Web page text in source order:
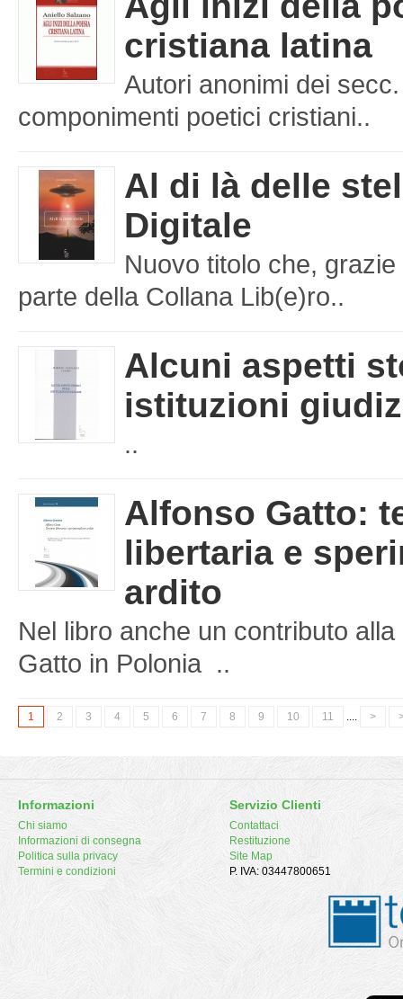
cristiana latina
Autori anonimi dei
componimenti poetici cristiani..
Al di là delle
Digitale
Nuovo titolo che,
parte della Collana Lib(e)ro..
Alcuni aspetti
istituzioni
..
Alfonso Gatto:
libertaria e
ardito
Nel libro anche un contributo
Gatto in Polonia ..
1 2 3 4 5 6 7 8 9 10 11 .... >
Informazioni
Chi siamo
Informazioni di consegna
Politica sulla privacy
Termini e condizioni
Servizio Clienti
Contattaci
Restituzione
Site Map
P. IVA: 03447800651